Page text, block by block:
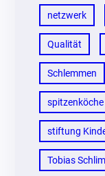
netzwerk
Qualität
Schlemmen
spitzenköche
stiftung
Tobias